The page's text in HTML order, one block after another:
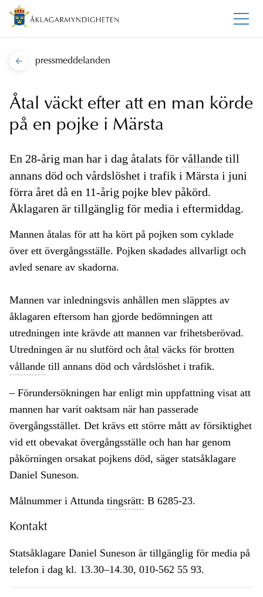
pressmeddelanden
Åtal väckt efter att en man körde
på en pojke i Märsta
En 28-årig man har i dag åtalats för vållande till
annans död och vårdslöshet i trafik i Märsta i juni
förra året då en 11-årig pojke blev påkörd.
Åklagaren är tillgänglig för media i eftermiddag.
Mannen åtalas för att ha kört på pojken som cyklade
över ett övergångsställe. Pojken skadades allvarligt och
avled senare av skadorna.
Mannen var inledningsvis anhållen men släpptes av
åklagaren eftersom han gjorde bedömningen att
utredningen inte krävde att mannen var frihetsberövad.
Utredningen är nu slutförd och åtal väcks för brotten
vållande till annans död och vårdslöshet i trafik.
– Förundersökningen har enligt min uppfattning visat att
mannen har varit oaktsam när han passerade
övergångsstället. Det krävs ett större mått av försiktighet
vid ett obevakat övergångsställe och han har genom
påkörningen orsakat pojkens död, säger statsåklagare
Daniel Suneson.
Målnummer i Attunda tingsrätt: B 6285-23.
Kontakt
Statsåklagare Daniel Suneson är tillgänglig för media på
telefon i dag kl. 13.30–14.30, 010-562 55 93.